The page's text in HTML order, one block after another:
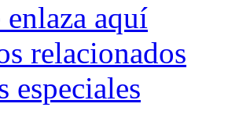
aquí
relacionados
especiales